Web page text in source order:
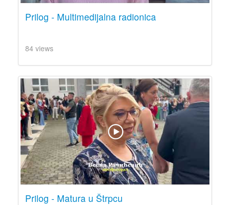
Prilog - Multimedijalna radionica
84 views
Prilog - Matura u Štrpcu